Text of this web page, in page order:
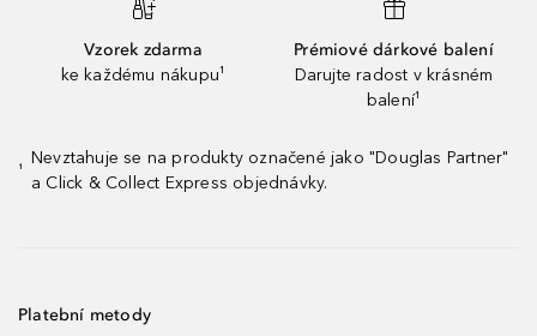
Vzorek zdarma
ke každému nákupu¹
Prémiové dárkové balení
Darujte radost v krásném
balení¹
¹
Nevztahuje se na produkty označené jako "Douglas Partner"
a Click & Collect Express objednávky.
Platební metody